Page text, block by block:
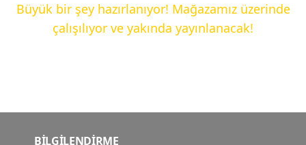
Büyük bir şey hazırlanıyor! Mağazamız üzerinde
çalışılıyor ve yakında yayınlanacak!
BİLGİLENDİRME